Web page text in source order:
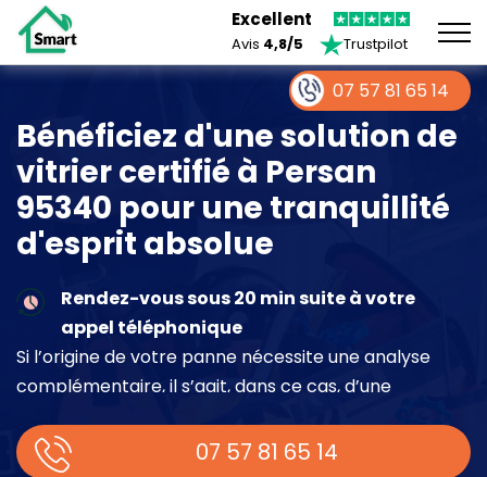
Excellent
Avis 4,8/5 Trustpilot
Bénéficiez d'une solution de
vitrier certifié à Persan
95340 pour une tranquillité
d'esprit absolue
Rendez-vous sous 20 min suite à votre
appel téléphonique
Si l’origine de votre panne nécessite une analyse
complémentaire, il s’agit, dans ce cas, d’une
place.
07 57 81 65 14
07 57 81 65 14